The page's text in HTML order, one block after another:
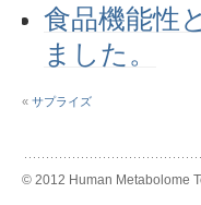
食品機能性
ました。
« サプライズ
© 2012 Human Metabolome